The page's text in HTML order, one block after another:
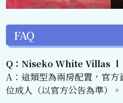
FAQ
Q：Niseko White Villas Ⅰ
A：這類型為兩房配置，官
位成人（以官方公告為準）。